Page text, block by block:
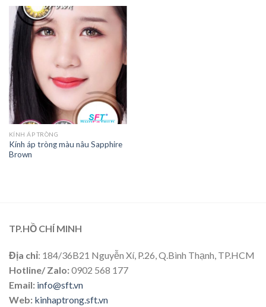
KÍNH ÁP TRÒNG
Kính áp tròng màu nâu Sapphire
Brown
TP.HỒ CHÍ MINH
Địa chỉ: 184/36B21 Nguyễn Xí, P.26, Q.Bình Thạnh, TP.HCM
Hotline/ Zalo:0902 568 177
Email: info@sft.vn
Web: kinhaptrong.sft.vn